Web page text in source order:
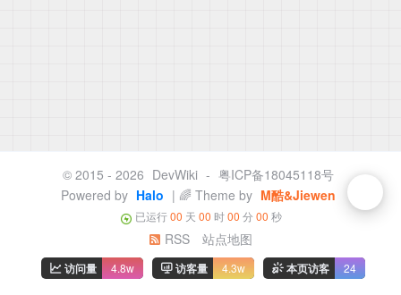
© 2015 - 2026 DevWiki - 粤ICP备18045118号
Powered by Halo | 🌈 Theme by M酷&Jiewen
已运行00 天 00 时00 分 00 秒
RSS 站点地图
访问量 4.8w 访客量 4.3w 本页访客 24